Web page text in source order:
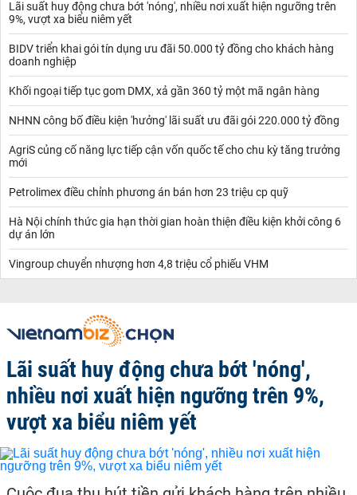
Lãi suất huy động chưa bớt 'nóng', nhiều nơi xuất hiện ngưỡng trên
9%, vượt xa biểu niêm yết
BIDV triển khai gói tín dụng ưu đãi 50.000 tỷ đồng cho khách hàng
doanh nghiệp
Khối ngoại tiếp tục gom DMX, xả gần 360 tỷ một mã ngân hàng
NHNN công bố điều kiện 'hưởng' lãi suất ưu đãi gói 220.000 tỷ đồng
AgriS củng cố năng lực tiếp cận vốn quốc tế cho chu kỳ tăng trưởng
mới
Petrolimex điều chỉnh phương án bán hơn 23 triệu cp quỹ
Hà Nội chính thức gia hạn thời gian hoàn thiện điều kiện khởi công 6
dự án lớn
Vingroup chuyển nhượng hơn 4,8 triệu cổ phiếu VHM
Lãi suất huy động chưa bớt 'nóng',
nhiều nơi xuất hiện ngưỡng trên 9%,
vượt xa biểu niêm yết